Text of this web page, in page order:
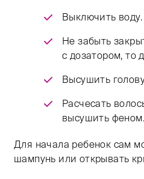
Выключить воду.
Не забыть
с дозатором, то
Высушить
Расчесать
высушить феном.
Для начала ребенок сам
шампунь или открывать